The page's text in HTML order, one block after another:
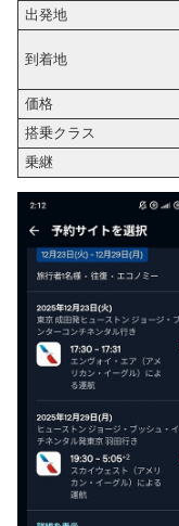
出発地
到着地
価格
搭乗クラス
乗継